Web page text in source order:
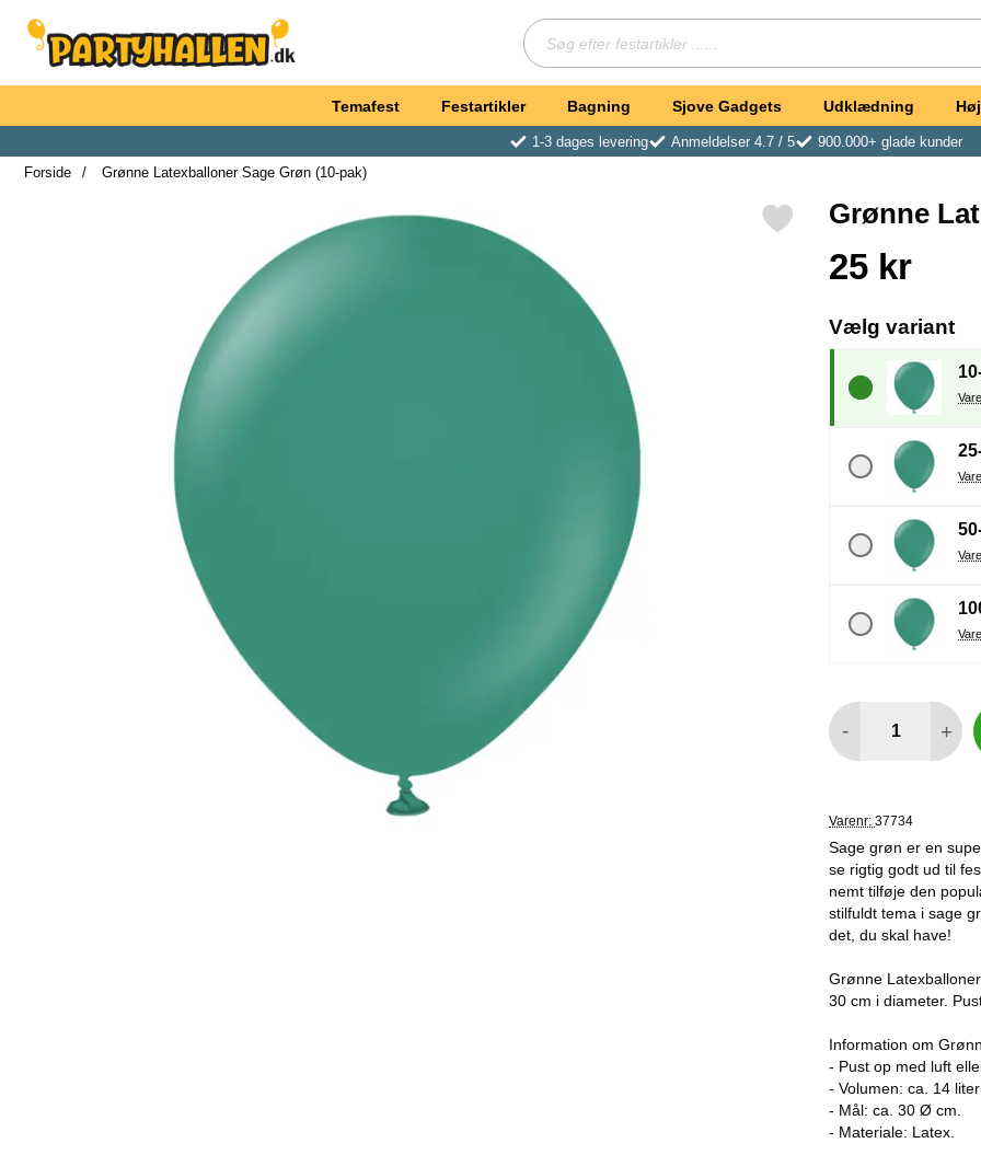
Søg
Startside for Partyhallen AB
Temafest Festartikler Bagning Sjove Gadgets Udklædning
1-3 dages levering Anmeldelser 4.7 / 5
900.000+ glade kunder
Forside
Grønne Latexballoner Sage Grøn (10-pak)
Markér grønne Latexballoner Sage Grøn (10-pak) som
Grønne
pris
25 kr
Vælg variant,
- +
Varenr: 37734
Sage grøn er en
se rigtig godt ud til
nemt tilføje den
stilfuldt tema i sage
det, du skal have!
Grønne
30 cm i diameter.
Information om
- Pust op med luft
- Volumen: ca. 14 liter
- Mål: ca. 30 Ø cm.
- Materiale: Latex.